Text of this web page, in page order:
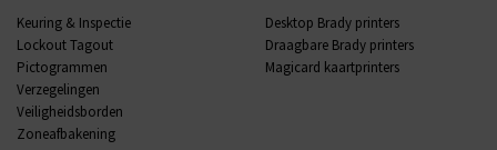
Keuring & Inspectie
Lockout Tagout
Pictogrammen
Verzegelingen
Veiligheidsborden
Zoneafbakening
Desktop Brady printers
Draagbare Brady printers
Magicard kaartprinters